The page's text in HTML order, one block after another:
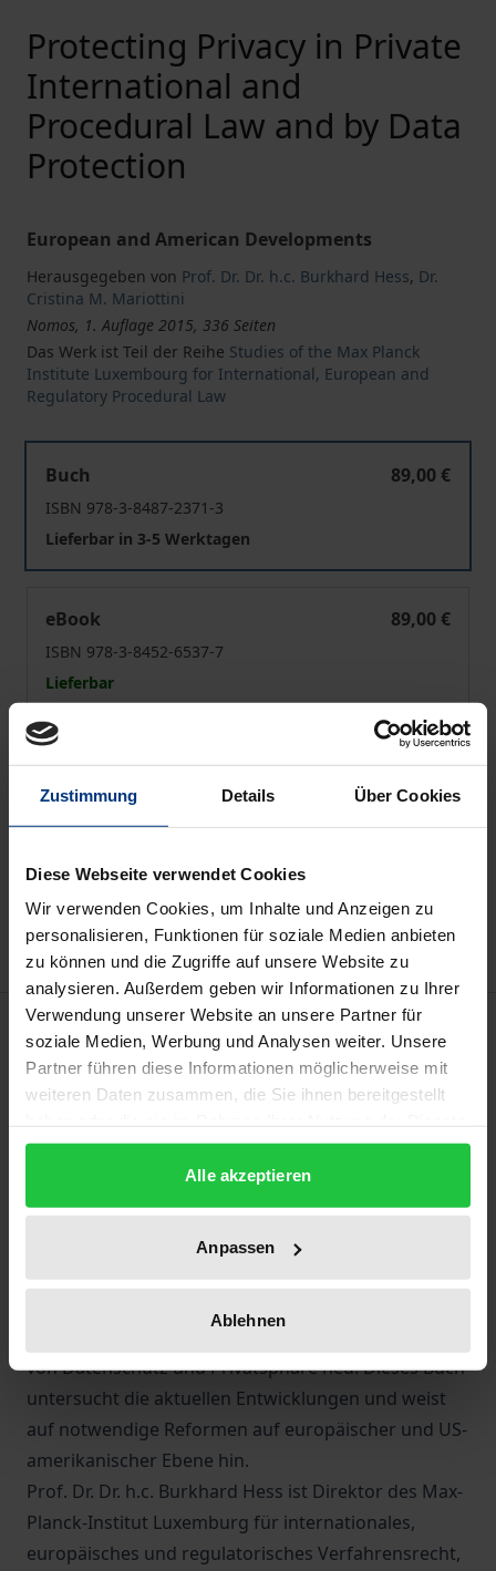
Zustimmung Details Über Cookies
Diese Webseite verwendet Cookies
Wir verwenden Cookies, um Inhalte und Anzeigen zu
personalisieren, Funktionen für soziale Medien anbieten
zu können und die Zugriffe auf unsere Website zu
analysieren. Außerdem geben wir Informationen zu Ihrer
Verwendung unserer Website an unsere Partner für
soziale Medien, Werbung und Analysen weiter. Unsere
Partner führen diese Informationen möglicherweise mit
weiteren Daten zusammen, die Sie ihnen bereitgestellt
gesammelt haben.
Alle akzeptieren
Anpassen
Ablehnen
Protecting Privacy in Private
International and
Procedural Law and by Data
Protection
European and American Developments
Herausgegeben von Prof. Dr. Dr. h.c. Burkhard Hess, Dr.
Cristina M. Mariottini
Nomos, 1. Auflage 2015, 336 Seiten
Das Werk ist Teil der Reihe Studies of the Max Planck
Institute Luxembourg for International, European and
Regulatory Procedural Law
Buch
89,00 €
ISBN 978-3-8487-2371-3
Lieferbar in 3-5 Werktagen
eBook
89,00 €
ISBN 978-3-8452-6537-7
Lieferbar
Zur Wunschliste hinzufügen
Hinweise zu Versandkosten
Beschreibung
Im Hinblick auf das international betriebene
gewinnt der Schutz von Privatsphäre immer stärker
Die jüngsten Entwicklungen auf diesem Gebiet –
etwa die Möglichkeit der Steuerung eigener Daten,
die Auswirkungen des „Rechts auf Vergessen“ oder
von Datenschutz und Privatsphäre neu. Dieses Buch
untersucht die aktuellen Entwicklungen und weist
auf notwendige Reformen auf europäischer und US-
amerikanischer Ebene hin.
Prof. Dr. Dr. h.c. Burkhard Hess ist Direktor des Max-
Planck-Institut Luxemburg für internationales,
europäisches und regulatorisches Verfahrensrecht,